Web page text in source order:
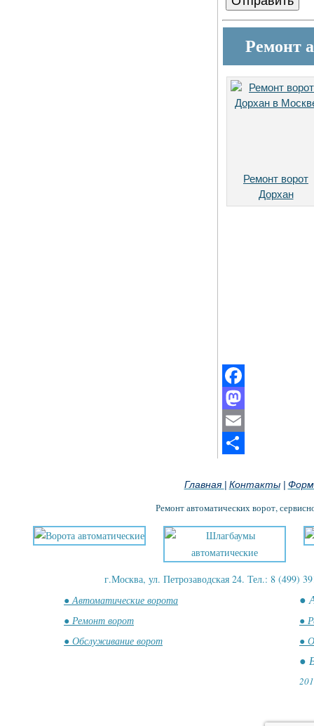
Ремонт
Ремонт ворот
Дорхан
Facebook
Mastodon
Email
Главная Контакты|
Ремонт автоматических ворот,
г.Москва, ул. Петрозаводская 24. Тел.: 8 (499)
● Автоматические ворота
●
● Ремонт ворот
●
● Обслуживание ворот
●
●